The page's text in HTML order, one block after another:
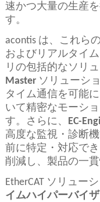
速かつ大量の生産
す。
acontis は、これら
およびリアルタイ
リの包括的なソリ
Masterソリューシ
タイム通信を可能
いて精密なモーシ
す。さらに、
EC-
高度な監視・診断
前に特定・対応で
削減し、製品の一
EtherCAT ソリュー
イムハイパーバイ